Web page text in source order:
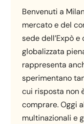
Benvenuti a
mercato e del
sede dell’Expò
globalizzata
rappresenta
sperimentano
cui risposta non
comprare. Oggi
multinazionali e